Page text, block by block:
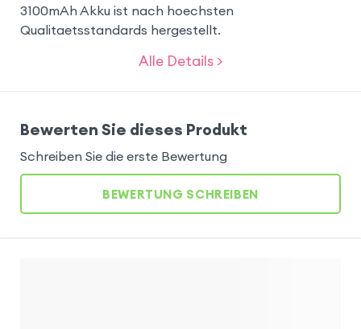
3100mAh Akku ist nach hoechsten
Qualitaetsstandards hergestellt.
Alle Details >
Bewerten Sie dieses Produkt
Schreiben Sie die erste Bewertung
BEWERTUNG SCHREIBEN